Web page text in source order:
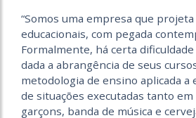
“Somos uma empresa que
educacionais, com pegada
Formalmente, há certa
dada a abrangência de seus
metodologia de ensino aplicada a
de situações executadas tanto
garçons, banda de música e